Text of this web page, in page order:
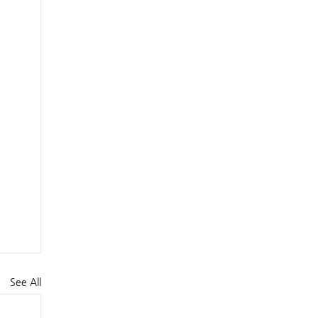
See All